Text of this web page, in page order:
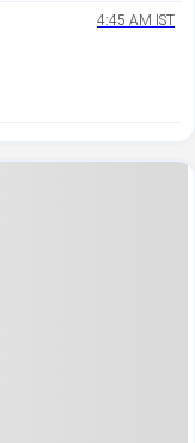
4:45 AM IST